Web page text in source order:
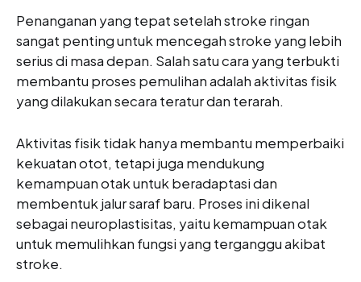
Penanganan yang tepat setelah stroke ringan
sangat penting untuk mencegah stroke yang lebih
serius di masa depan. Salah satu cara yang terbukti
membantu proses pemulihan adalah aktivitas fisik
yang dilakukan secara teratur dan terarah.
Aktivitas fisik tidak hanya membantu memperbaiki
kekuatan otot, tetapi juga mendukung
kemampuan otak untuk beradaptasi dan
membentuk jalur saraf baru. Proses ini dikenal
sebagai neuroplastisitas, yaitu kemampuan otak
untuk memulihkan fungsi yang terganggu akibat
stroke.